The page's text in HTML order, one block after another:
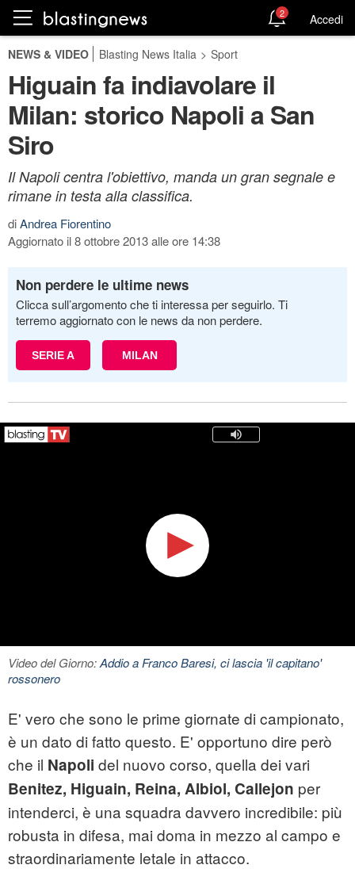
2 Accedi
NEWS & VIDEO Blasting News Italia > Sport
Higuain fa indiavolare il
Milan: storico Napoli a San
Siro
Il Napoli centra l'obiettivo, manda un gran segnale e
rimane in testa alla classifica.
diAndrea Fiorentino
Aggiornato il 8 ottobre 2013 alle ore 14:38
Non perdere le ultime news
Clicca sull’argomento che ti interessa per seguirlo. Ti
terremo aggiornato con le news da non perdere.
SERIE A MILAN
Video del Giorno:Addio a Franco Baresi, ci lascia 'il capitano'
rossonero
E' vero che sono le prime giornate di campionato,
è un dato di fatto questo. E' opportuno dire però
che il Napoli del nuovo corso, quella dei vari
Benitez, Higuain, Reina, Albiol, Callejon per
intenderci, è una squadra davvero incredibile: più
robusta in difesa, mai doma in mezzo al campo e
straordinariamente letale in attacco.